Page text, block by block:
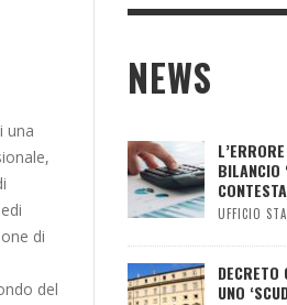
una
di
del
NEWS
BILANCIO
UFFICIO
DECRETO
UNO